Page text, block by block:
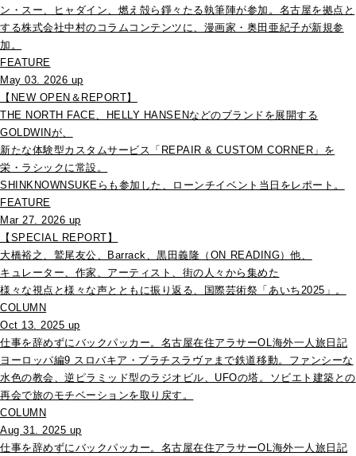
ン・スー、ヒャダイン、燃え殻ら錚々たる執筆陣が参加。名古屋を拠点と
する株式会社中村のコラムコンテンツに、漫画家・奥田亜紀子が新規参
加。
FEATURE
May 03. 2026 up
【NEW OPEN＆REPORT】
THE NORTH FACE、HELLY HANSENなどのブランドを展開する
GOLDWINが、
新たな体験型カスタムサービス「REPAIR & CUSTOM CORNER」を
栄・ラシックに常設。
SHINKNOWNSUKEらも参加した、ローンチイベント当日をレポート。
FEATURE
Mar 27. 2026 up
【SPECIAL REPORT】
大橋裕之、鷲尾友公、Barrack、黒田義隆（ON READING）他、
キュレーター、作家、アーティスト、街の人々から集めた
様々な視点と様々な声とともに振り返る、国際芸術祭「あいち2025」。
COLUMN
Oct 13. 2025 up
仕事を辞めずにバックパッカー。名古屋在住アラサーOL海外一人旅日記
ヨーロッパ編9 スロバキア・ブラチスラヴァまで鉄道移動。ファンシーな
水色の教会、逆ピラミッド型のラジオビル、UFOの塔。ソビエト建築との
再会で旅のモチベーションを取り戻す。
COLUMN
Aug 31. 2025 up
仕事を辞めずにバックパッカー。名古屋在住アラサーOL海外一人旅日記